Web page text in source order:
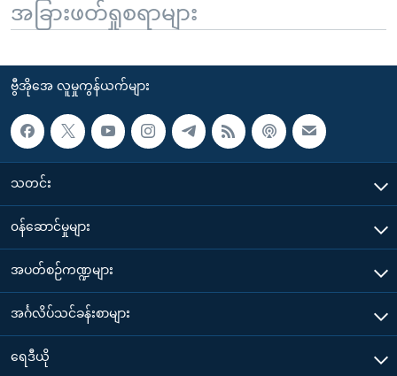
အခြားဖတ်ရှုစရာများ
ဗွီအိုအေ လူမှုကွန်ယက်များ
သတင်း
၀န်ဆောင်မှုများ
အပတ်စဉ်ကဏ္ဍများ
အင်္ဂလိပ်သင်ခန်းစာများ
ရေဒီယို